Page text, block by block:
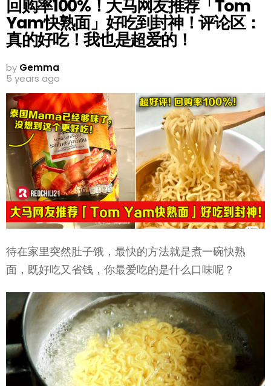
回购率100%！大马网友推荐「Tom
Yam快熟面」好吃到封神！评论区：
真的好吃！我也是超爱的！
by Gemma
5 years ago
待在家里突然肚子饿，最快的方法就是煮一碗快熟
面，既好吃又省钱，你最爱吃的是什么口味呢？